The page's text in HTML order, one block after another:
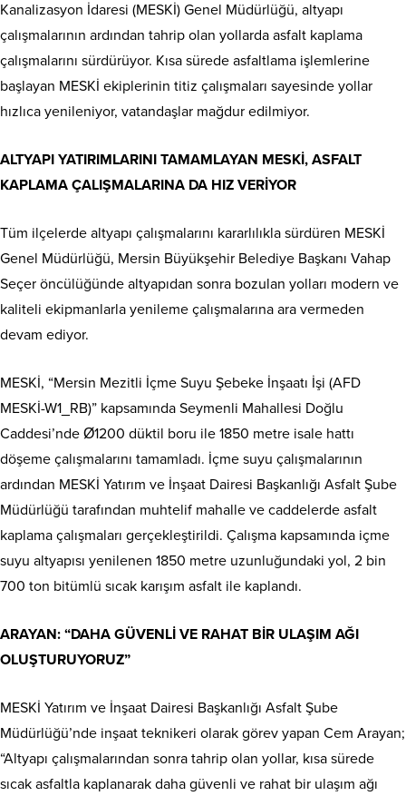
Kanalizasyon İdaresi (MESKİ) Genel Müdürlüğü, altyapı
çalışmalarının ardından tahrip olan yollarda asfalt kaplama
çalışmalarını sürdürüyor. Kısa sürede asfaltlama işlemlerine
başlayan MESKİ ekiplerinin titiz çalışmaları sayesinde yollar
hızlıca yenileniyor, vatandaşlar mağdur edilmiyor.
ALTYAPI YATIRIMLARINI TAMAMLAYAN MESKİ, ASFALT
KAPLAMA ÇALIŞMALARINA DA HIZ VERİYOR
Tüm ilçelerde altyapı çalışmalarını kararlılıkla sürdüren MESKİ
Genel Müdürlüğü, Mersin Büyükşehir Belediye Başkanı Vahap
Seçer öncülüğünde altyapıdan sonra bozulan yolları modern ve
kaliteli ekipmanlarla yenileme çalışmalarına ara vermeden
devam ediyor.
MESKİ, “Mersin Mezitli İçme Suyu Şebeke İnşaatı İşi (AFD
MESKİ-W1_RB)” kapsamında Seymenli Mahallesi Doğlu
Caddesi’nde Ø1200 düktil boru ile 1850 metre isale hattı
döşeme çalışmalarını tamamladı. İçme suyu çalışmalarının
ardından MESKİ Yatırım ve İnşaat Dairesi Başkanlığı Asfalt Şube
Müdürlüğü tarafından muhtelif mahalle ve caddelerde asfalt
kaplama çalışmaları gerçekleştirildi. Çalışma kapsamında içme
suyu altyapısı yenilenen 1850 metre uzunluğundaki yol, 2 bin
700 ton bitümlü sıcak karışım asfalt ile kaplandı.
ARAYAN: “DAHA GÜVENLİ VE RAHAT BİR ULAŞIM AĞI
OLUŞTURUYORUZ”
MESKİ Yatırım ve İnşaat Dairesi Başkanlığı Asfalt Şube
Müdürlüğü’nde inşaat teknikeri olarak görev yapan Cem Arayan;
“Altyapı çalışmalarından sonra tahrip olan yollar, kısa sürede
sıcak asfaltla kaplanarak daha güvenli ve rahat bir ulaşım ağı